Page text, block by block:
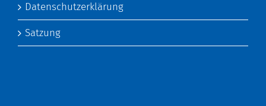
Datenschutzerklärung
Satzung